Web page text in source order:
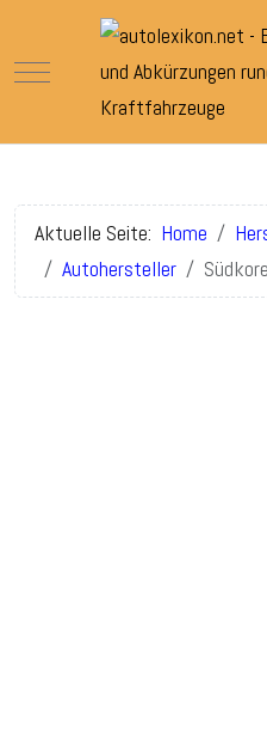
Mobile Menu Toggle
Aktuelle Seite: Home
Autohersteller